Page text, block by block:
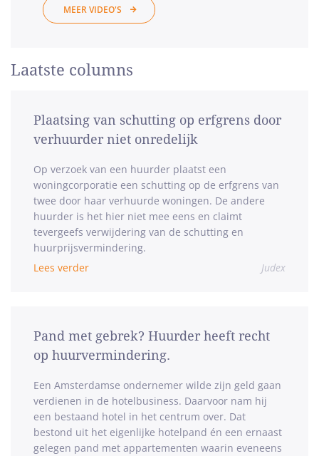
MEER VIDEO'S
Laatste columns
Plaatsing van schutting op erfgrens door
verhuurder niet onredelijk
Op verzoek van een huurder plaatst een
woningcorporatie een schutting op de erfgrens van
twee door haar verhuurde woningen. De andere
huurder is het hier niet mee eens en claimt
tevergeefs verwijdering van de schutting en
huurprijsvermindering.
Lees verder
Judex
Pand met gebrek? Huurder heeft recht
op huurvermindering.
Een Amsterdamse ondernemer wilde zijn geld gaan
verdienen in de hotelbusiness. Daarvoor nam hij
een bestaand hotel in het centrum over. Dat
bestond uit het eigenlijke hotelpand én een ernaast
gelegen pand met appartementen waarin eveneens